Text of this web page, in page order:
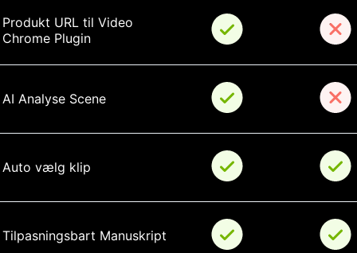
Produkt URL til Video
Chrome Plugin
AI Analyse Scene
Auto vælg klip
Tilpasningsbart Manuskript